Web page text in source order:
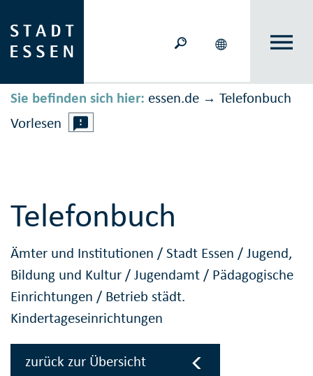
Sie befinden sich hier: essen.de → Telefonbuch
Vorlesen
Telefonbuch
Ämter und Institutionen /Stadt Essen /Jugend,
Bildung und Kultur /Jugendamt / Pädagogische
Einrichtungen / Betrieb städt.
Kindertageseinrichtungen
zurück zur Übersicht